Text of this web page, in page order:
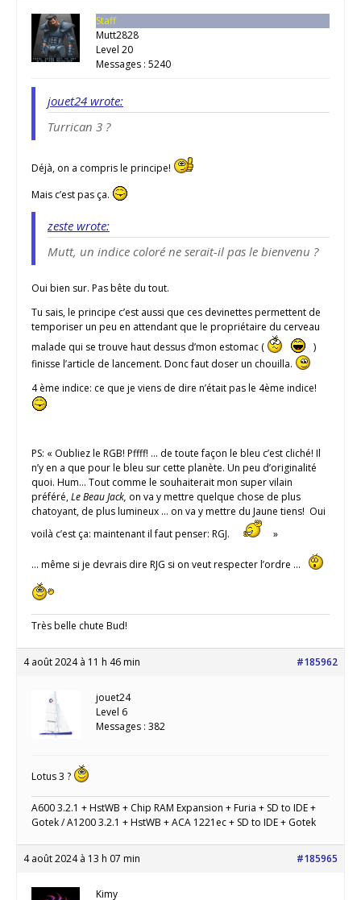
Staff
Mutt2828
Level 20
Messages : 5240
jouet24 wrote:
Turrican 3 ?
Déjà, on a compris le principe!
Mais c’est pas ça.
zeste wrote:
Mutt, un indice coloré ne serait-il pas le bienvenu ?
Oui bien sur. Pas bête du tout.
Tu sais, le principe c’est aussi que ces devinettes permettent de
temporiser un peu en attendant que le propriétaire du cerveau
malade qui se trouve haut dessus d’mon estomac (
)
finisse l’article de lancement. Donc faut doser un chouilla.
4 ème indice: ce que je viens de dire n’était pas le 4ème indice!
PS: « Oubliez le RGB! Pffff! … de toute façon le bleu c’est cliché! Il
n’y en a que pour le bleu sur cette planète. Un peu d’originalité
quoi. Hum… Tout comme le souhaiterait mon super vilain
préféré,Le Beau Jack, on va y mettre quelque chose de plus
chatoyant, de plus lumineux … on va y mettre du Jaune tiens! Oui
voilà c’est ça: maintenant il faut penser: RGJ.
»
… même si je devrais dire RJG si on veut respecter l’ordre …
Très belle chute Bud!
4 août 2024 à 11 h 46 min #185962
jouet24
Level 6
Messages : 382
Lotus 3 ?
A600 3.2.1 + HstWB + Chip RAM Expansion + Furia + SD to IDE +
Gotek / A1200 3.2.1 + HstWB + ACA 1221ec + SD to IDE + Gotek
4 août 2024 à 13 h 07 min #185965
Kimy